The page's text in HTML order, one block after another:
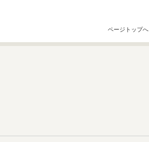
ページトップへ